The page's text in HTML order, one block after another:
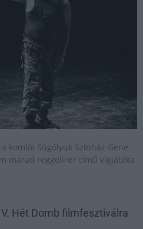
komlói Súgólyuk Színház Gene
marad reggelire? című vígjátéka
Hét Domb filmfesztiválra